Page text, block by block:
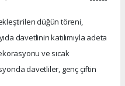
düğün töreni,
davetlinin katılımıyla adeta
ve sıcak
davetliler, genç çiftin